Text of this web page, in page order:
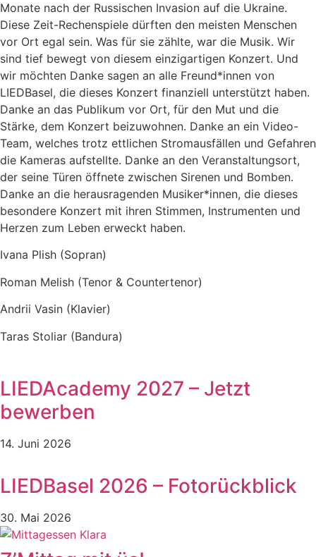
Monate nach der Russischen Invasion auf die Ukraine.
Diese Zeit-Rechenspiele dürf­ten den meis­ten Menschen
vor Ort egal sein. Was für sie zähl­te, war die Musik. Wir
sind tief bewegt von die­sem ein­zig­ar­ti­gen Konzert. Und
wir möch­ten Danke sagen an alle Freund*innen von
LIEDBasel, die die­ses Konzert finan­zi­ell unter­stützt haben.
Danke an das Publikum vor Ort, für den Mut und die
Stärke, dem Konzert bei­zu­woh­nen. Danke an ein Video-
Team, wel­ches trotz ett­li­chen Stromausfällen und Gefahren
die Kameras auf­stell­te. Danke an den Veranstaltungsort,
der sei­ne Türen öff­ne­te zwi­schen Sirenen und Bomben.
Danke an die her­aus­ra­gen­den Musiker*innen, die die­ses
beson­de­re Konzert mit ihren Stimmen, Instrumenten und
Herzen zum Leben erweckt haben.
Ivana Plish (Sopran)
Roman Melish (Tenor & Countertenor)
Andrii Vasin (Klavier)
Taras Stoliar (Bandura)
LIEDAcademy 2027 – Jetzt
bewerben
14. Juni 2026
LIEDBasel 2026 – Fotorückblick
30. Mai 2026